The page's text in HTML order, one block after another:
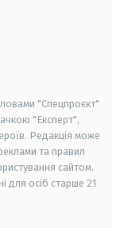
"Спецпроєкт"
"Експерт",
Редакція може
та правил
сайтом.
для осіб старше 21